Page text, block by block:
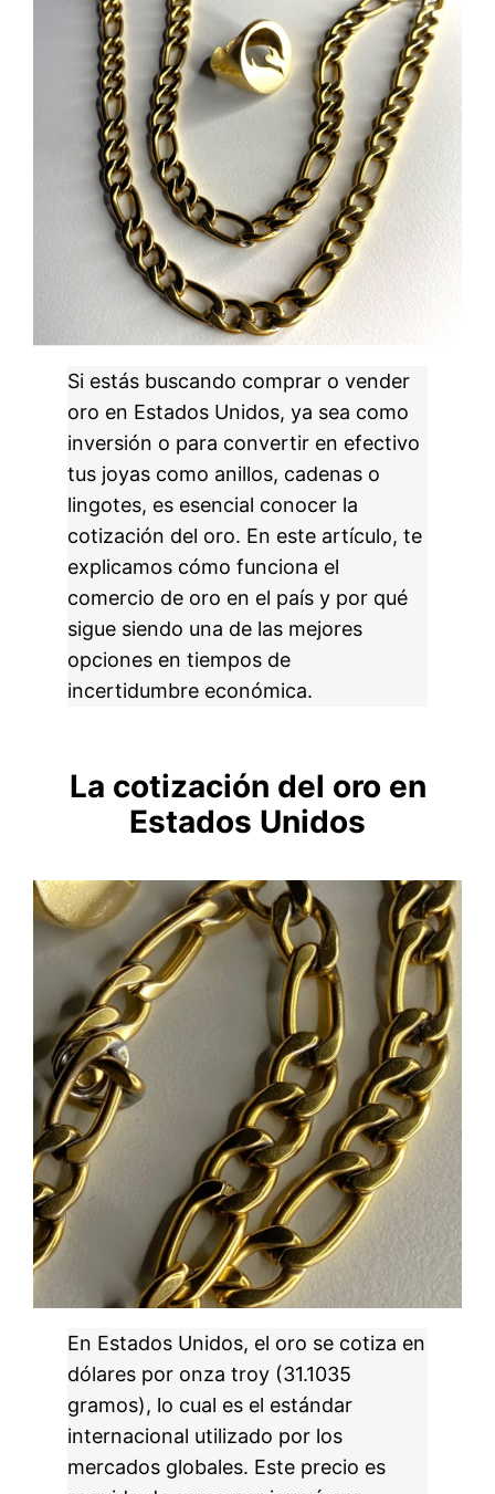
Si estás buscando comprar o vender
oro en Estados Unidos, ya sea como
inversión o para convertir en efectivo
tus joyas como anillos, cadenas o
lingotes, es esencial conocer la
cotización del oro. En este artículo, te
explicamos cómo funciona el
comercio de oro en el país y por qué
sigue siendo una de las mejores
opciones en tiempos de
incertidumbre económica.
La cotización del oro en
Estados Unidos
En Estados Unidos, el oro se cotiza en
dólares por onza troy (31.1035
gramos), lo cual es el estándar
internacional utilizado por los
mercados globales. Este precio es